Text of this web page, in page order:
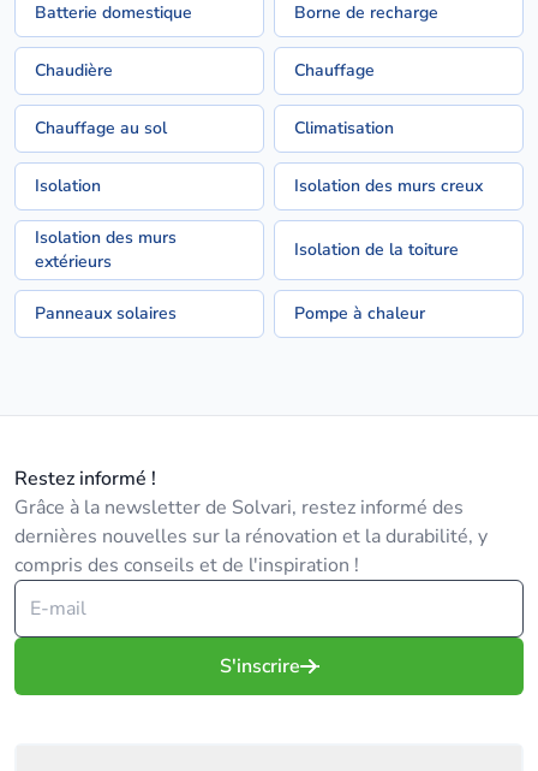
Batterie domestique Borne de recharge
Chaudière Chauffage
Chauffage au sol Climatisation
Isolation Isolation des murs creux
Isolation des murs
extérieurs
Isolation de la toiture
Panneaux solaires Pompe à chaleur
Restez informé !
Grâce à la newsletter de Solvari, restez informé des
dernières nouvelles sur la rénovation et la durabilité, y
compris des conseils et de l'inspiration !
S'inscrire